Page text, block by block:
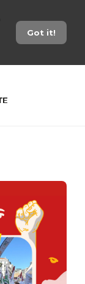
Got it!